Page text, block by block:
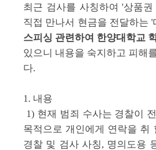
최근 검사를 사칭하여 '상품
직접 만나서 현금을 전달하는
스피싱 관련하여 한양대학교
있으니 내용을 숙지하고 피해
다.
1. 내용
1) 현재 범죄 수사는 경찰이
목적으로 개인에게 연락을 취
경찰 및 검사 사칭, 명의도용